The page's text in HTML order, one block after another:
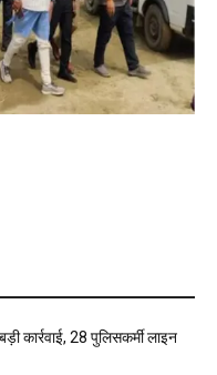
कार्रवाई, 28 पुलिसकर्मी लाइन